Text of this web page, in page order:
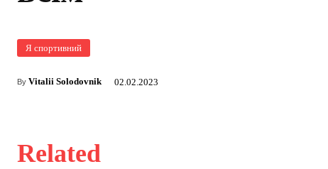
Я спортивний
By Vitalii Solodovnik 02.02.2023
Related